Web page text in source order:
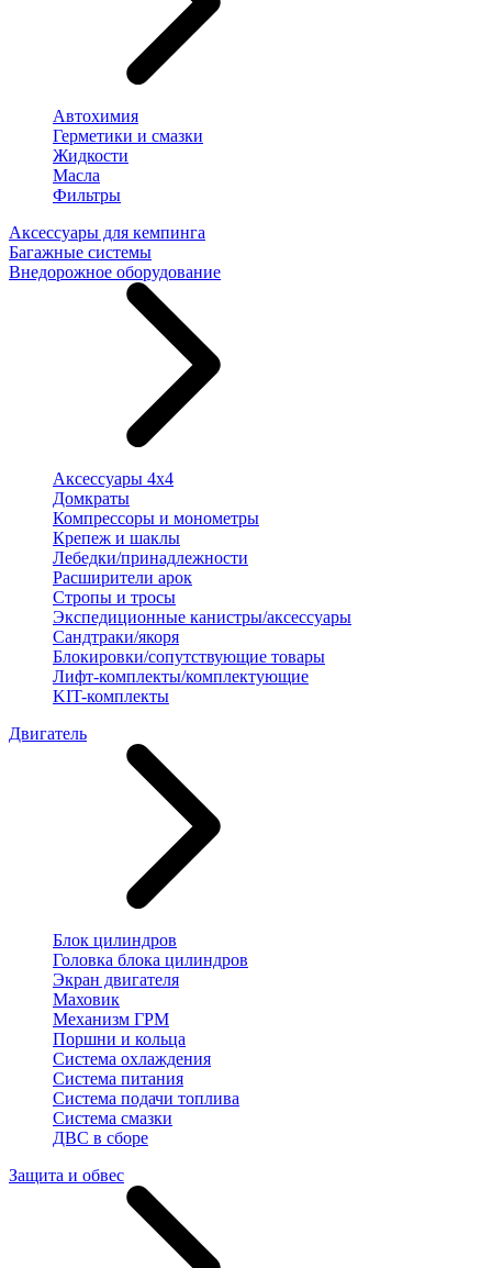
Автохимия
Герметики и смазки
Жидкости
Масла
Фильтры
Аксессуары для кемпинга
Багажные системы
Внедорожное оборудование
Аксессуары 4х4
Домкраты
Компрессоры и монометры
Крепеж и шаклы
Лебедки/принадлежности
Расширители арок
Стропы и тросы
Экспедиционные канистры/аксессуары
Сандтраки/якоря
Блокировки/сопутствующие товары
Лифт-комплекты/комплектующие
KIT-комплекты
Двигатель
Блок цилиндров
Головка блока цилиндров
Экран двигателя
Маховик
Механизм ГРМ
Поршни и кольца
Система охлаждения
Система питания
Система подачи топлива
Система смазки
ДВС в сборе
Защита и обвес